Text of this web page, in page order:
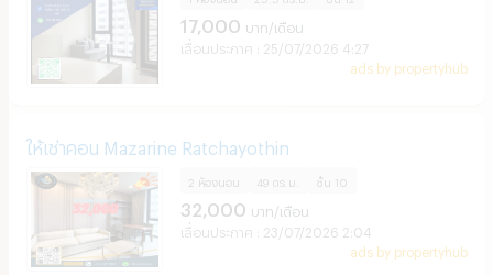
17,000 บาท/เดือน
25/07/2026 4:27
ads by propertyhub
ให้เช่าคอน Mazarine Ratchayothin
2 ห้องนอน 49 ตร.ม. ชั้น 10
32,000 บาท/เดือน
23/07/2026 2:04
ads by propertyhub